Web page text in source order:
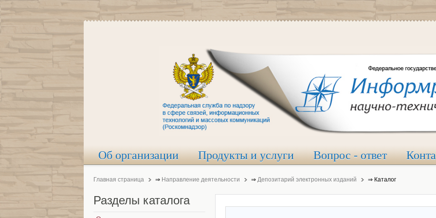
Об организации Продукты и услуги Вопрос - ответ
Главная страница ⇒ Направление деятельности ⇒ Депозитарий электронных изданий ⇒ Каталог
Разделы каталога